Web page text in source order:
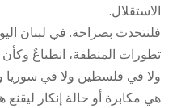
الاستقلال.
فلنتحدث بصراحة. في لبنان
تطورات المنطقة، انطباعٌ وكأن
ولا في فلسطين ولا في سوريا
هي مكابرة أو حالة إنكار ليقنع